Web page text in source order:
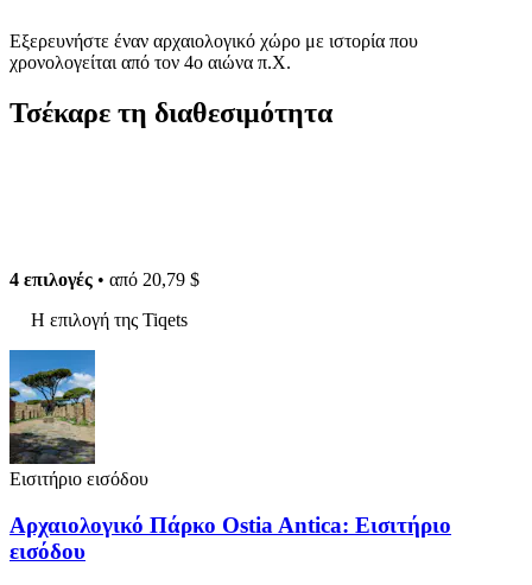
Εξερευνήστε έναν αρχαιολογικό χώρο με ιστορία που
χρονολογείται από τον 4ο αιώνα π.Χ.
Τσέκαρε τη διαθεσιμότητα
4 επιλογές • από 20,79 $
Η επιλογή της Tiqets
Εισιτήριο εισόδου
Αρχαιολογικό Πάρκο Ostia Antica: Εισιτήριο
εισόδου